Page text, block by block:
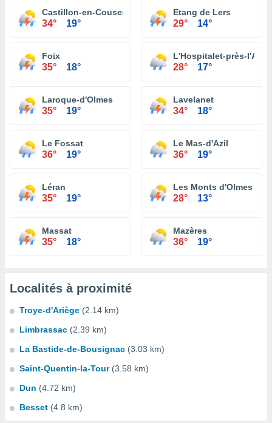
Castillon-en-Couserans
34° 19°
Etang de Lers
29° 14°
Foix
35° 18°
L'Hospitalet-près-
28° 17°
Laroque-d'Olmes
35° 19°
Lavelanet
34° 18°
Le Fossat
36° 19°
Le Mas-d'Azil
36° 19°
Léran
35° 19°
Les Monts d'Olmes
28° 13°
Massat
35° 18°
Mazères
36° 19°
Localités à proximité
Troye-d'Ariège (2.14 km)
Limbrassac (2.39 km)
La Bastide-de-Bousignac (3.03 km)
Saint-Quentin-la-Tour (3.58 km)
Dun (4.72 km)
Besset (4.8 km)